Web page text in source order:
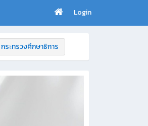
Login
กระทรวงศึกษาธิการ